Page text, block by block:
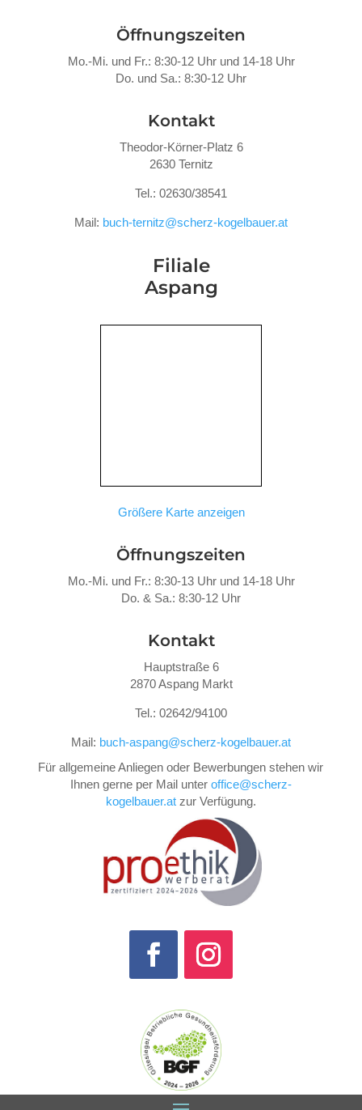
Öffnungszeiten
Mo.-Mi. und Fr.: 8:30-12 Uhr und 14-18 Uhr
Do. und Sa.: 8:30-12 Uhr
Kontakt
Theodor-Körner-Platz 6
2630 Ternitz
Tel.: 02630/38541
Mail: buch-ternitz@scherz-kogelbauer.at
Filiale
Aspang
Größere Karte anzeigen
Öffnungszeiten
Mo.-Mi. und Fr.: 8:30-13 Uhr und 14-18 Uhr
Do. & Sa.: 8:30-12 Uhr
Kontakt
Hauptstraße 6
2870 Aspang Markt
Tel.: 02642/94100
Mail: buch-aspang@scherz-kogelbauer.at
Für allgemeine Anliegen oder Bewerbungen stehen wir
Ihnen gerne per Mail unter office@scherz-
kogelbauer.atzur Verfügung.